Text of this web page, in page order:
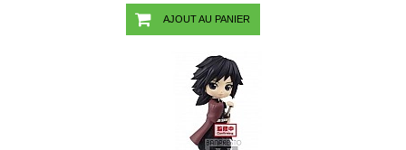
PAR BANPRESTO -
SAKONJI
AJOUT AU PANIER